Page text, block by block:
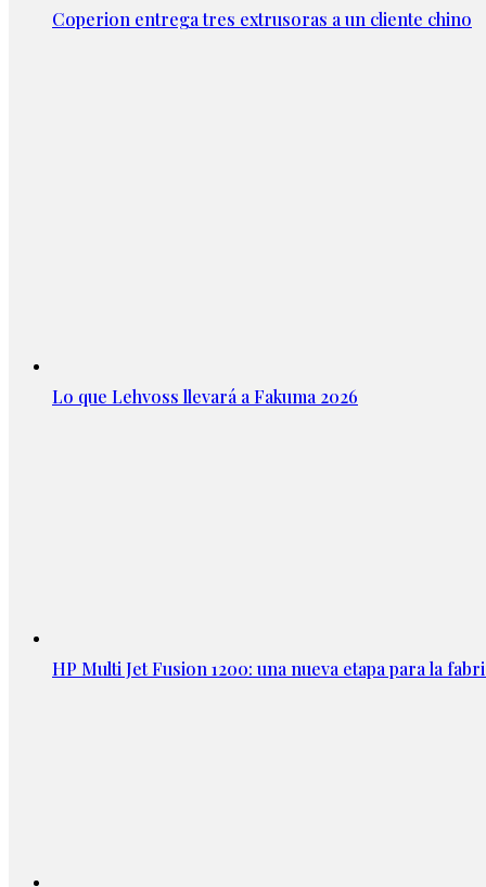
Coperion entrega tres extrusoras a un cliente chino
Lo que Lehvoss llevará a Fakuma 2026
HP Multi Jet Fusion 1200: una nueva etapa para la